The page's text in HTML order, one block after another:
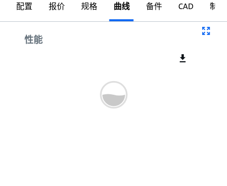
配置 报价 规格 曲线 备件 CAD 制图
性能